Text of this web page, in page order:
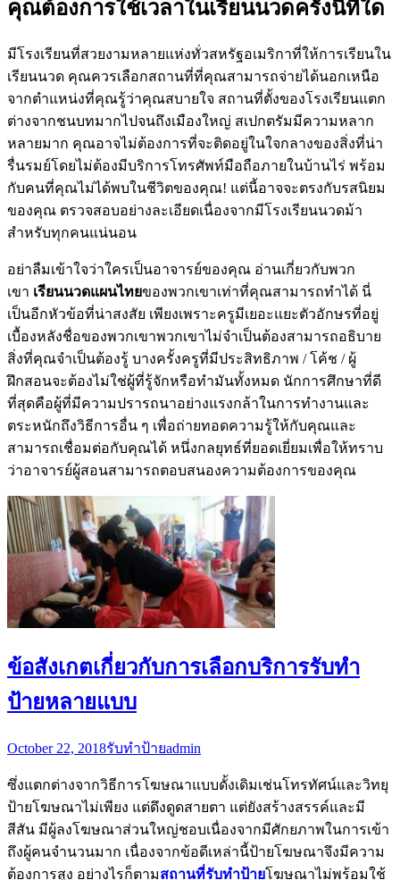
คุณต้องการใช้เวลาในเรียนนวดครั้งนี้ที่ใด
มีโรงเรียนที่สวยงามหลายแห่งทั่วสหรัฐอเมริกาที่ให้การเรียนใน
เรียนนวด คุณควรเลือกสถานที่ที่คุณสามารถจ่ายได้นอกเหนือ
จากตำแหน่งที่คุณรู้ว่าคุณสบายใจ สถานที่ตั้งของโรงเรียนแตก
ต่างจากชนบทมากไปจนถึงเมืองใหญ่ สเปกตรัมมีความหลาก
หลายมาก คุณอาจไม่ต้องการที่จะติดอยู่ในใจกลางของสิ่งที่น่า
รื่นรมย์โดยไม่ต้องมีบริการโทรศัพท์มือถือภายในบ้านไร่ พร้อม
กับคนที่คุณไม่ได้พบในชีวิตของคุณ! แต่นี้อาจจะตรงกับรสนิยม
ของคุณ ตรวจสอบอย่างละเอียดเนื่องจากมีโรงเรียนนวดม้า
สำหรับทุกคนแน่นอน
อย่าลืมเข้าใจว่าใครเป็นอาจารย์ของคุณ อ่านเกี่ยวกับพวก
เขา เรียนนวดแผนไทยของพวกเขาเท่าที่คุณสามารถทำได้ นี่
เป็นอีกหัวข้อที่น่าสงสัย เพียงเพราะครูมีเยอะแยะตัวอักษรที่อยู่
เบื้องหลังชื่อของพวกเขาพวกเขาไม่จำเป็นต้องสามารถอธิบาย
สิ่งที่คุณจำเป็นต้องรู้ บางครั้งครูที่มีประสิทธิภาพ / โค้ช / ผู้
ฝึกสอนจะต้องไม่ใช่ผู้ที่รู้จักหรือทำมันทั้งหมด นักการศึกษาที่ดี
ที่สุดคือผู้ที่มีความปรารถนาอย่างแรงกล้าในการทำงานและ
ตระหนักถึงวิธีการอื่น ๆ เพื่อถ่ายทอดความรู้ให้กับคุณและ
สามารถเชื่อมต่อกับคุณได้ หนึ่งกลยุทธ์ที่ยอดเยี่ยมเพื่อให้ทราบ
ว่าอาจารย์ผู้สอนสามารถตอบสนองความต้องการของคุณ
ข้อสังเกตเกี่ยวกับการเลือกบริการรับทำ
ป้ายหลายแบบ
October 22, 2018รับทำป้ายadmin
ซึ่งแตกต่างจากวิธีการโฆษณาแบบดั้งเดิมเช่นโทรทัศน์และวิทยุ
ป้ายโฆษณาไม่เพียง แต่ดึงดูดสายตา แต่ยังสร้างสรรค์และมี
สีสัน มีผู้ลงโฆษณาส่วนใหญ่ชอบเนื่องจากมีศักยภาพในการเข้า
ถึงผู้คนจำนวนมาก เนื่องจากข้อดีเหล่านี้ป้ายโฆษณาจึงมีความ
ต้องการสูง อย่างไรก็ตามสถานที่รับทำป้ายโฆษณาไม่พร้อมใช้